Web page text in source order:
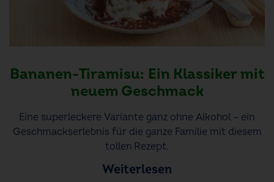
Bananen-Tiramisu: Ein Klassiker mit
neuem Geschmack
Eine superleckere Variante ganz ohne Alkohol – ein
Geschmackserlebnis für die ganze Familie mit diesem
tollen Rezept.
Weiterlesen